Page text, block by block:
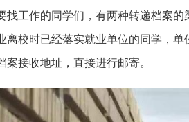
找工作的同学们，有两种转递档案的
离校时已经落实就业单位的同学，
接收地址，直接进行邮寄。